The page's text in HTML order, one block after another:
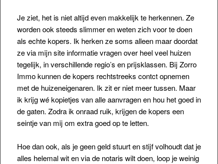
Je ziet, het is niet altijd even makkelijk te herkennen. Ze
worden ook steeds slimmer en weten zich voor te doen
als echte kopers. Ik herken ze soms alleen maar doordat
ze via mijn site informatie vragen over heel veel huizen
tegelijk, in verschillende regio’s en prijsklassen. Bij Zorro
Immo kunnen de kopers rechtstreeks contct opnemen
met de huizeneigenaren. Ik zit er niet meer tussen. Maar
ik krijg wé kopietjes van alle aanvragen en hou het goed in
de gaten. Zodra ik onraad ruik, krijgen de kopers een
seintje van mij om extra goed op te letten.
Hoe dan ook, als je geen geld stuurt en stijf volhoudt dat je
alles helemal wit en via de notaris wilt doen, loop je weinig